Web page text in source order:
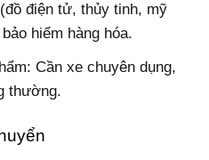
điện tử, thủy tinh, mỹ
hiểm hàng hóa.
Cần xe chuyên dụng,
thường.